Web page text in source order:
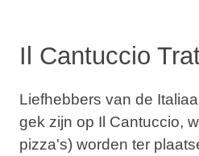
Il Cantuccio
Liefhebbers van de
gek zijn op Il Cantuccio,
pizza's) worden ter